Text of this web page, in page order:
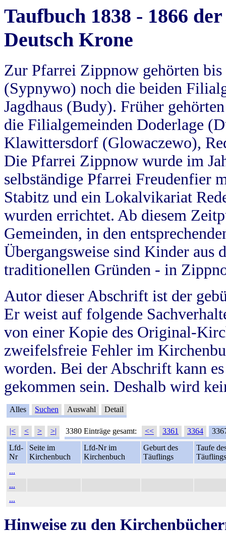
Taufbuch 1838 - 1866
Deutsch Krone
Zur Pfarrei Zippnow gehörten
(Sypnywo) noch die beiden
Jagdhaus (Budy). Früher
die Filialgemeinden Doderlage
Klawittersdorf (Glowaczewo),
Die Pfarrei Zippnow wurde im
selbständige Pfarrei Freudenfier
Stabitz und ein Lokalvikariat
wurden errichtet. Ab diesem
Gemeinden, in den
Übergangsweise sind Kinder aus
traditionellen Gründen - in
Autor dieser Abschrift ist der
Er weist auf folgende
von einer Kopie des Original-
zweifelsfreie Fehler im
worden. Bei der Abschrift kann
gekommen sein. Deshalb wird
Alles Suchen Auswahl Detail
|< < > >| 3380 Einträge gesamt: << 3361 3364
Lfd-
Nr
Seite im
Kirchenbuch
Lfd-Nr im
Kirchenbuch
Geburt des
Täuflings
Taufe
Täuflings
...
...
...
Hinweise zu den